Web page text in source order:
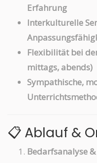
Erfahrung
Interkulturelle
Flexibilität bei
mittags, abends)
Sympathische,
📋 Ablauf &
Bedarfsanalyse